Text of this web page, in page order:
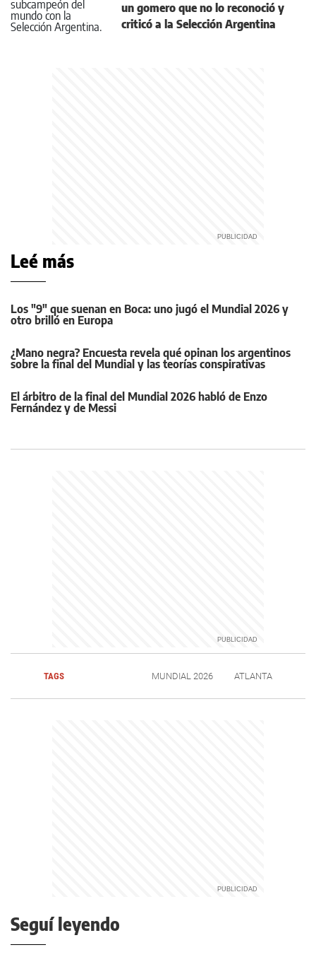
un gomero que no lo reconoció y
criticó a la Selección Argentina
Leé más
Los "9" que suenan en Boca: uno jugó el Mundial 2026 y
otro brilló en Europa
¿Mano negra? Encuesta revela qué opinan los argentinos
sobre la final del Mundial y las teorías conspirativas
El árbitro de la final del Mundial 2026 habló de Enzo
Fernández y de Messi
TAGS MUNDIAL 2026 ATLANTA
Seguí leyendo